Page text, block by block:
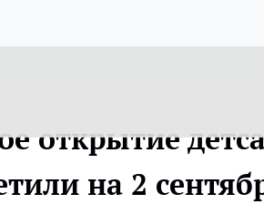
открытие
на 2